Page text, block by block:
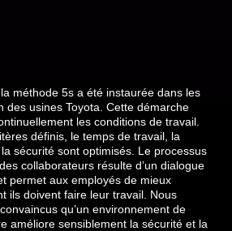
méthode 5s a été instaurée dans les
des usines Toyota. Cette démarche
les conditions de travail.
définis, le temps de travail, la
sécurité sont optimisés. Le processus
collaborateurs résulte d’un dialogue
permet aux employés de mieux
ils doivent faire leur travail. Nous
qu’un environnement de
améliore sensiblement la sécurité et la